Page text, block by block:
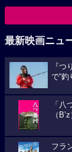
最新映画ニュ
『
で“釣
「八
（
フラ